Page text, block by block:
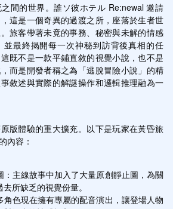
間的世界。誰ソ彼ホテル Re:newal 邀請
這是一個奇異的過渡之所，座落於生者世
旅客帶著未竟的事務、秘密與未解的情感
最終揭開每一次神秘到訪背後真相的任
既不是一款平鋪直敘的視覺小說，也不是
而是開發者稱之為「逃脫冒險小說」的精
敘述與實際的解謎操作和邏輯推理融為一
版體驗的重大擴充。以下是玩家在黃昏旅
內容：
：主線故事中加入了大量原創靜止圖，為關
所缺乏的視覺份量。
角色現在擁有專屬的配音演出，讓登場人物